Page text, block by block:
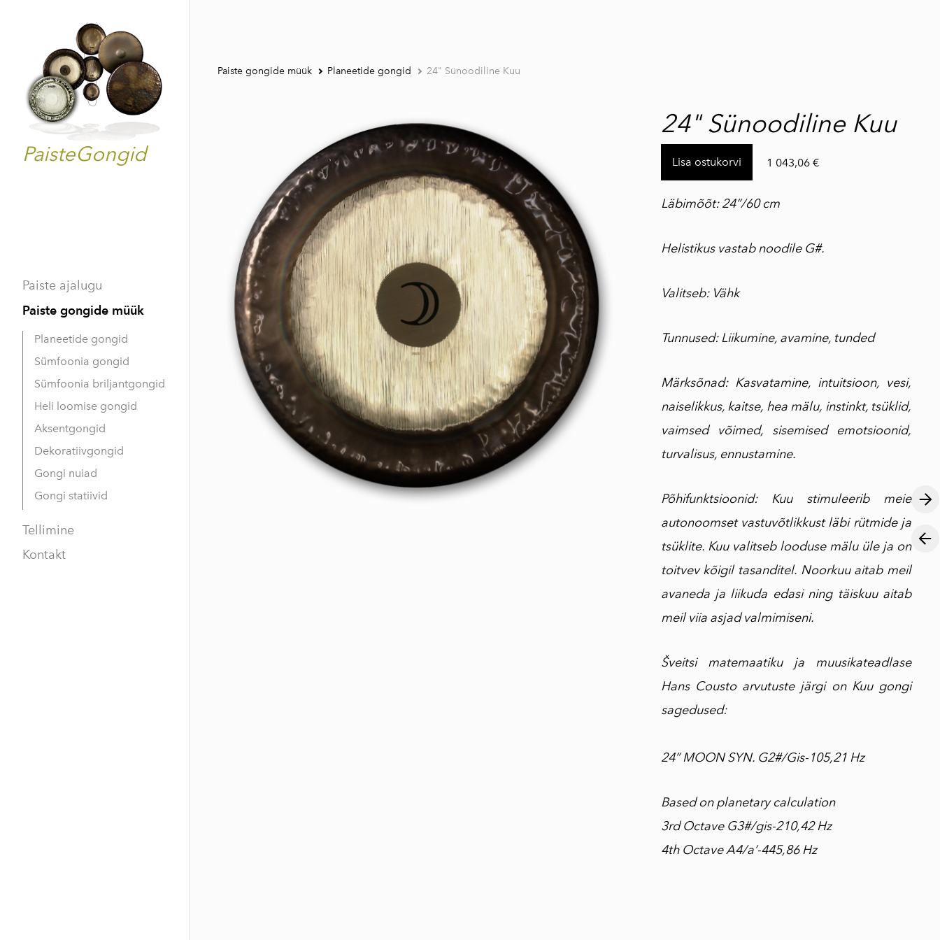
PaisteGongid
Paiste ajalugu
Paiste gongide müük
Planeetide gongid
Sümfoonia gongid
Sümfoonia briljantgongid
Heli loomise gongid
Aksentgongid
Dekoratiivgongid
Gongi nuiad
Gongi statiivid
Tellimine
Kontakt
Paiste gongide müük Planeetide gongid 24" Sünoodiline Kuu
24" Sünoodiline Kuu
Lisa ostukorvi 1 043,06 €
Läbimõõt: 24”/60 cm
Helistikus vastab noodile G#.
Valitseb: Vähk
Tunnused: Liikumine, avamine, tunded
Märksõnad: Kasvatamine, intuitsioon, vesi,
naiselikkus, kaitse, hea mälu, instinkt, tsüklid,
vaimsed võimed, sisemised emotsioonid,
turvalisus, ennustamine.
Põhifunktsioonid: Kuu stimuleerib meie
autonoomset vastuvõtlikkust läbi rütmide ja
tsüklite. Kuu valitseb looduse mälu üle ja on
toitvev kõigil tasanditel. Noorkuu aitab meil
avaneda ja liikuda edasi ning täiskuu aitab
meil viia asjad valmimiseni.
Šveitsi matemaatiku ja muusikateadlase
Hans Cousto arvutuste järgi on Kuu gongi
sagedused:
24” MOON SYN. G2#/Gis-105,21 Hz
Based on planetary calculation
3rd Octave G3#/gis-210,42 Hz
4th Octave A4/a’-445,86 Hz